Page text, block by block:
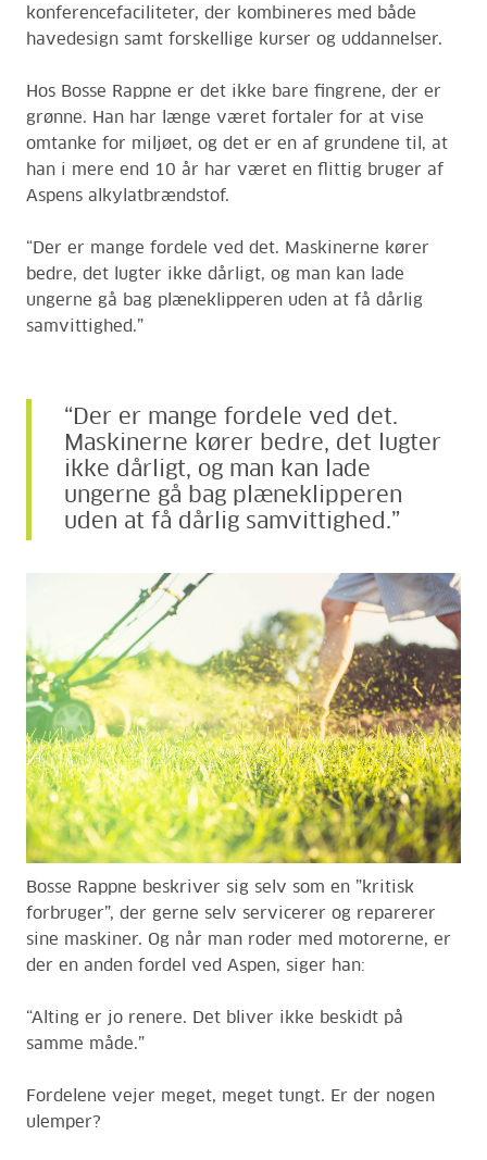
konferencefaciliteter, der kombineres med både
havedesign samt forskellige kurser og uddannelser.
Hos Bosse Rappne er det ikke bare fingrene, der er
grønne. Han har længe været fortaler for at vise
omtanke for miljøet, og det er en af grundene til, at
han i mere end 10 år har været en flittig bruger af
Aspens alkylatbrændstof.
“Der er mange fordele ved det. Maskinerne kører
bedre, det lugter ikke dårligt, og man kan lade
ungerne gå bag plæneklipperen uden at få dårlig
samvittighed.”
“Der er mange fordele ved det.
Maskinerne kører bedre, det lugter
ikke dårligt, og man kan lade
ungerne gå bag plæneklipperen
uden at få dårlig samvittighed.”
Bosse Rappne beskriver sig selv som en ”kritisk
forbruger”, der gerne selv servicerer og reparerer
sine maskiner. Og når man roder med motorerne, er
der en anden fordel ved Aspen, siger han:
“Alting er jo renere. Det bliver ikke beskidt på
samme måde.”
Fordelene vejer meget, meget tungt. Er der nogen
ulemper?